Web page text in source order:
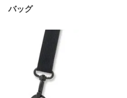
バッグ